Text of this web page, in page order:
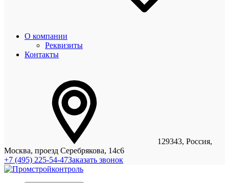
О компании
Реквизиты
Контакты
129343, Россия,
Москва, проезд Серебрякова, 14с6
+7 (495) 225-54-47Заказать звонок